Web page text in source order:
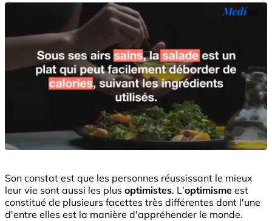
Son constat est que les personnes réussissant le mieux
leur vie sont aussi les plus optimistes. L'optimisme est
constitué de plusieurs facettes très différentes dont l'une
d'entre elles est la manière d'appréhender le monde.